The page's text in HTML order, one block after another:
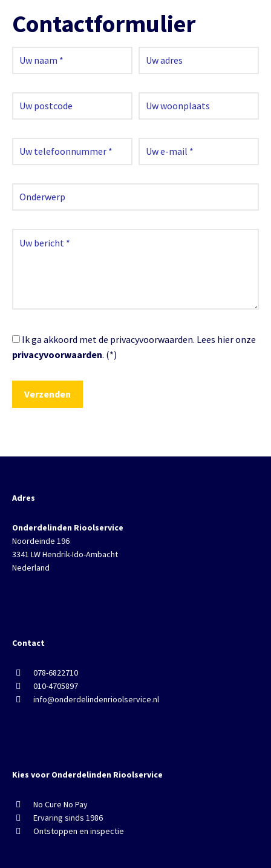
Contactformulier
Ik ga akkoord met de privacyvoorwaarden. Lees hier onze
privacyvoorwaarden. (*)
Adres
Onderdelinden Rioolservice
Noordeinde 196
3341 LW Hendrik-Ido-Ambacht
Nederland
Contact
078-6822710
010-4705897
info@onderdelindenrioolservice.nl
Kies voor Onderdelinden Rioolservice
No Cure No Pay
Ervaring sinds 1986
Ontstoppen en inspectie